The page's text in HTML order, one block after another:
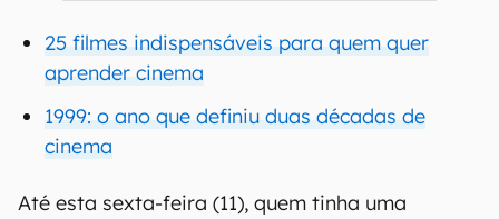
25 filmes indispensáveis para quem quer
aprender cinema
1999: o ano que definiu duas décadas de
cinema
Até esta sexta-feira (11), quem tinha uma